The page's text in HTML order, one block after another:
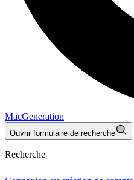
MacGeneration
Ouvrir formulaire de recherche
Recherche